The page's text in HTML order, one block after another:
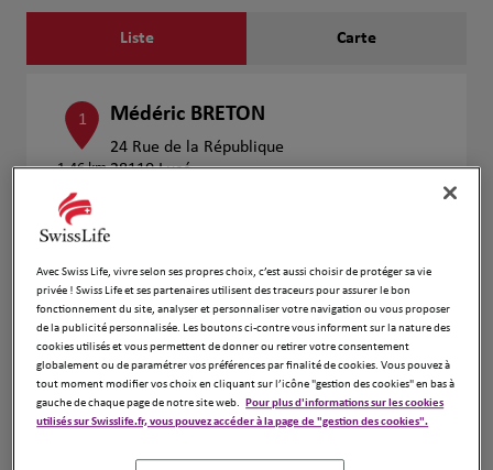
Liste Carte
1
1.46 km
Médéric BRETON
24 Rue de la République
28110 Lucé
Voir plus
2
2.46 km
Marwin Fedon
60 Rue Chanzy
28000 Chartres
Fermé actuellement
Avec Swiss Life, vivre selon ses propres choix, c’est aussi choisir de protéger sa vie
privée ! Swiss Life et ses partenaires utilisent des traceurs pour assurer le bon
fonctionnement du site, analyser et personnaliser votre navigation ou vous proposer
de la publicité personnalisée. Les boutons ci-contre vous informent sur la nature des
cookies utilisés et vous permettent de donner ou retirer votre consentement
globalement ou de paramétrer vos préférences par finalité de cookies. Vous pouvez à
tout moment modifier vos choix en cliquant sur l’icône "gestion des cookies" en bas à
gauche de chaque page de notre site web.
Pour plus d'informations sur les cookies
utilisés sur Swisslife.fr, vous pouvez accéder à la page de "gestion des cookies".